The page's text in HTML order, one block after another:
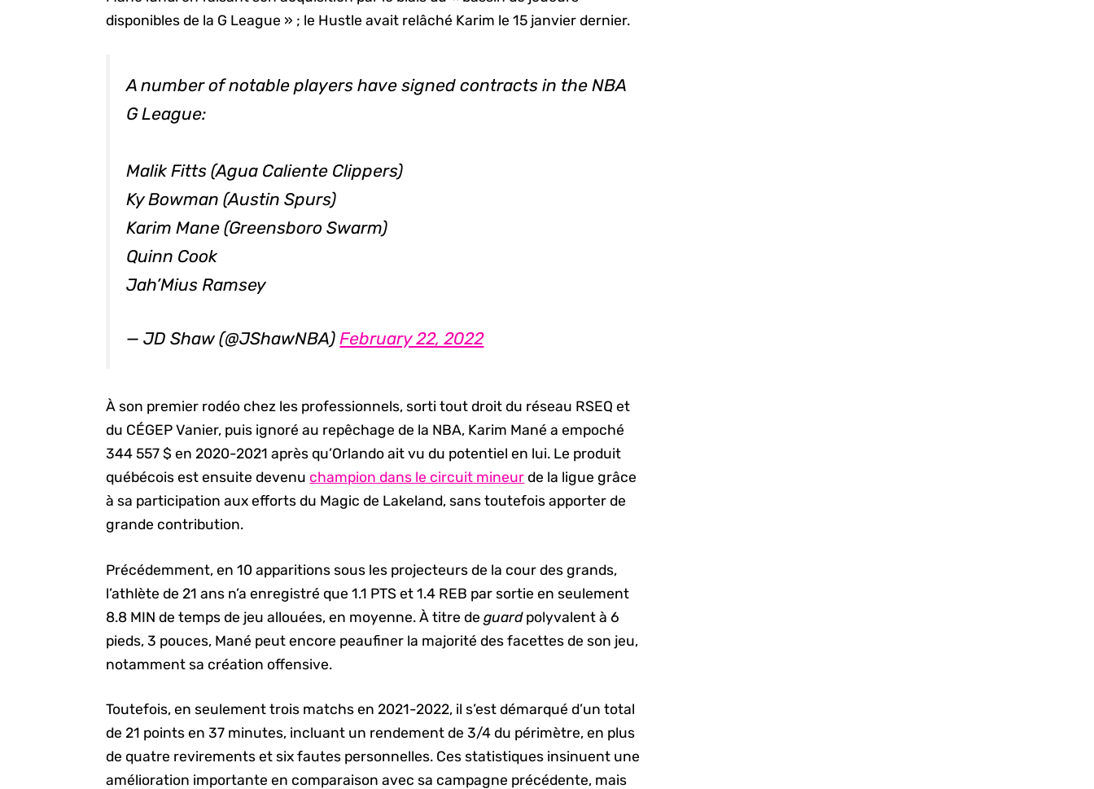
disponibles de la G League » ; le Hustle avait relâché Karim le 15 janvier dernier.
A number of notable players have signed contracts in the NBA
G League:
Malik Fitts (Agua Caliente Clippers)
Ky Bowman (Austin Spurs)
Karim Mane (Greensboro Swarm)
Quinn Cook
Jah’Mius Ramsey
— JD Shaw (@JShawNBA)February 22, 2022
À son premier rodéo chez les professionnels, sorti tout droit du réseau RSEQ et
du CÉGEP Vanier, puis ignoré au repêchage de la NBA, Karim Mané a empoché
344 557 $ en 2020-2021 après qu’Orlando ait vu du potentiel en lui. Le produit
québécois est ensuite devenuchampion dans le circuit mineur de la ligue grâce
à sa participation aux efforts du Magic de Lakeland, sans toutefois apporter de
grande contribution.
Précédemment, en 10 apparitions sous les projecteurs de la cour des grands,
l’athlète de 21 ans n’a enregistré que 1.1 PTS et 1.4 REB par sortie en seulement
8.8 MIN de temps de jeu allouées, en moyenne. À titre deguard polyvalent à 6
pieds, 3 pouces, Mané peut encore peaufiner la majorité des facettes de son jeu,
notamment sa création offensive.
Toutefois, en seulement trois matchs en 2021-2022, il s’est démarqué d’un total
de 21 points en 37 minutes, incluant un rendement de 3/4 du périmètre, en plus
de quatre revirements et six fautes personnelles. Ces statistiques insinuent une
amélioration importante en comparaison avec sa campagne précédente, mais